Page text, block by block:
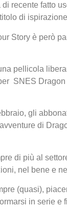
di recente fatto
di
Story è però
pellicola
SNES Dragon
gli
di
di più al
nel bene e
(quasi),
in serie e